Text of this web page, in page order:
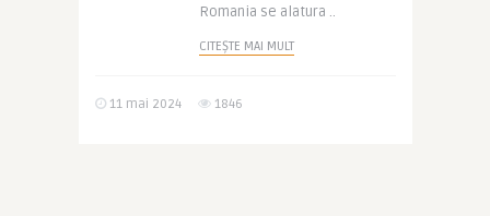
Romania se alatura ..
CITEȘTE MAI MULT
11 mai 2024 1846